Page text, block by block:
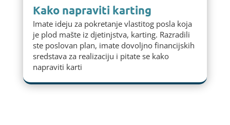
Kako napraviti karting
Imate ideju za pokretanje vlastitog posla koja
je plod mašte iz djetinjstva, karting. Razradili
ste poslovan plan, imate dovoljno financijskih
sredstava za realizaciju i pitate se kako
napraviti karti